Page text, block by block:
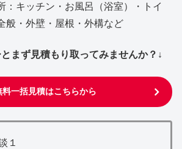
：キッチン・お風呂（浴室）・トイ
般・外壁・屋根・外構など
まず見積もり取ってみませんか？↓
料一括見積はこちらから
１